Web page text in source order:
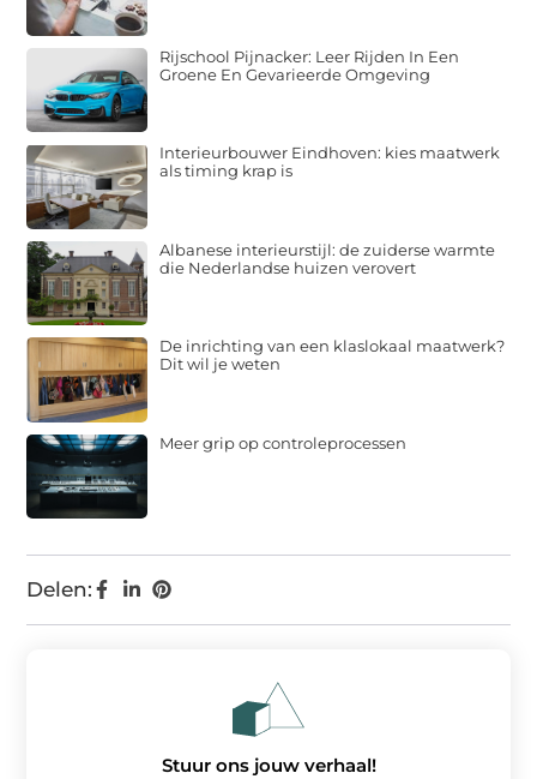
Delen:
Rijschool Pijnacker: Leer Rijden In Een
Groene En Gevarieerde Omgeving
Interieurbouwer Eindhoven: kies maatwerk
als timing krap is
Albanese interieurstijl: de zuiderse warmte
die Nederlandse huizen verovert
De inrichting van een klaslokaal maatwerk?
Dit wil je weten
Meer grip op controleprocessen
Stuur ons jouw verhaal!